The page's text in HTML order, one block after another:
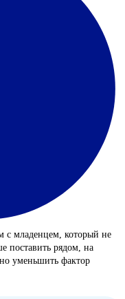
с младенцем, который не
поставить рядом, на
уменьшить фактор